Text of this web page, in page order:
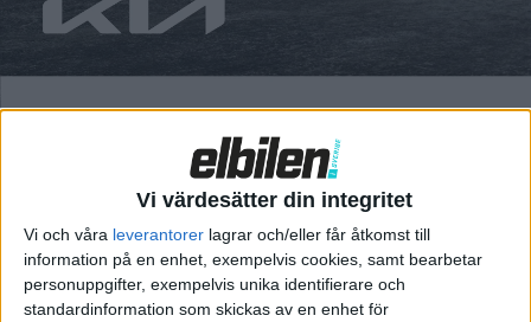
Vi värdesätter din integritet
Vi och våra leverantorer lagrar och/eller får åtkomst till
information på en enhet, exempelvis cookies, samt bearbetar
personuppgifter, exempelvis unika identifierare och
standardinformation som skickas av en enhet för
den med eldrift. Vi provkör den i ruff terräng och på bana – här
finns mycket att gilla men många frågetecken. Det var lite